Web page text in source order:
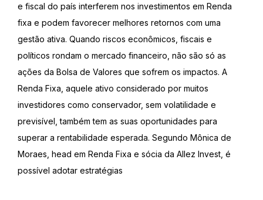
e fiscal do país interferem nos investimentos em Renda
fixa e podem favorecer melhores retornos com uma
gestão ativa. Quando riscos econômicos, fiscais e
políticos rondam o mercado financeiro, não são só as
ações da Bolsa de Valores que sofrem os impactos. A
Renda Fixa, aquele ativo considerado por muitos
investidores como conservador, sem volatilidade e
previsível, também tem as suas oportunidades para
superar a rentabilidade esperada. Segundo Mônica de
Moraes, head em Renda Fixa e sócia da Allez Invest, é
possível adotar estratégias